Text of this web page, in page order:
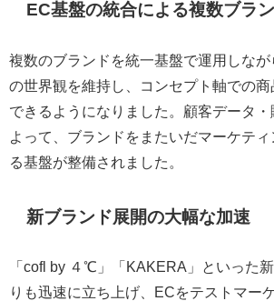
EC基盤の統合による複数ブラ
複数のブランドを統一基盤で運用しなが
の世界観を維持し、コンセプト軸での商
できるようになりました。顧客データ
よって、ブランドをまたいだマーケテ
る基盤が整備されました。
新ブランド展開の大幅な加速
「cofl by ４℃」「KAKERA」といった
りも迅速に立ち上げ、ECをテストマー